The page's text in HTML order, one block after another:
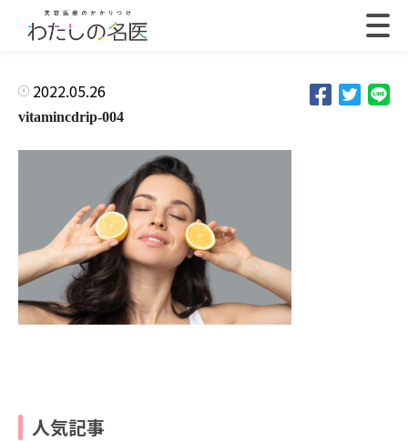
2022.05.26
vitamincdrip-004
人気記事